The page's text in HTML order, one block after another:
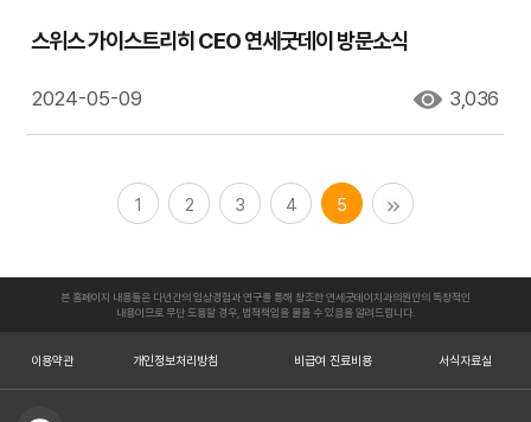
스위스 가이스트리히 CEO 연세굿데이 방문소식
2024-05-09 3,036
1 2 3 4 5
본 홈페이지 내용들은 다년간의 임상경험과 연구를 통해 창조한 연세굿데이치과의원만의 독창적인
내용이므로 무단 도용할 경우, 법적책임을 물을 수 있음을 알려드립니다.
이용약관 개인정보처리방침 비급여 진료비용 서식자료실